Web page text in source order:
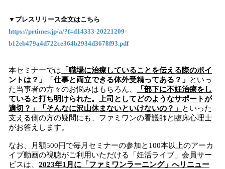
で
す
▼プレスリリース全文はこちら
https://prtimes.jp/a/?f=d14333-20221209-
b12eb479a4d722ce364b2934d3678f93.pdf
本セミナーでは 「職場に治療していることを伝える際のポイ
ントは？」「仕事と両立できる体外受精ってある？」
といっ
た当事者の方々のお悩みはもちろん、
「部下に不妊治療をし
ていると打ち明けられた。上司としてどのようなサポートが
適切？」「そんなに沢山休まないといけないの？」
といった
支える側の方の疑問にも、ファミワンの看護師と臨床心理士
がお答えします。
なお、月額500円で毎月セミナーの参加と100本以上のアーカ
イブ動画の視聴がご利用いただける「妊活ライブ」会員サー
ビスは、 2023年1 月に「ファミワンラーニング」へリニュー